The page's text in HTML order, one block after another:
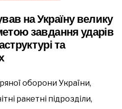
на Україну велику
завдання ударів
та
оборони України,
ракетні підрозділи,